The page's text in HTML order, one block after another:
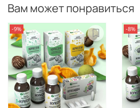
Вам может понравиться
-9% -8%